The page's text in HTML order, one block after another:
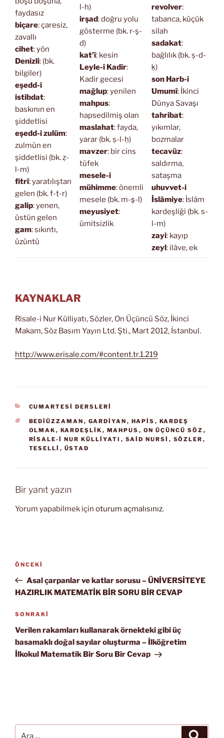
faydasız
biçare: çaresiz,
zavallı
cihet: yön
Denizli: (bk.
bilgiler)
eşedd-i
istibdat:
baskının en
şiddetlisi
eşedd-i zulüm:
zulmün en
şiddetlisi (bk. ẓ-
l-m)
fitrî: yaratılıştan
gelen (bk. f-ṭ-r)
galip: yenen,
üstün gelen
gam: sıkıntı,
üzüntü
l-h)
irşad: doğru yolu
gösterme (bk. r-ş-
d)
kat’î: kesin
Leyle-i Kadir:
Kadir gecesi
mağlup: yenilen
mahpus:
hapsedilmiş olan
maslahat: fayda,
yarar (bk. ṣ-l-ḥ)
mavzer: bir cins
tüfek
mesele-i
mühimme: önemli
mesele (bk. m-s̱-l)
meyusiyet:
ümitsizlik
revolver:
tabanca, küçük
silah
sadakat:
bağlılık (bk. ṣ-d-
ḳ)
son Harb-i
Umumî: İkinci
Dünya Savaşı
tahribat:
yıkımlar,
bozmalar
tecavüz:
saldırma,
sataşma
uhuvvet-i
İslâmiye: İslâm
kardeşliği (bk. s-
l-m)
zayi: kayıp
zeyl: ilâve, ek
KAYNAKLAR
Risale-i Nur Külliyatı, Sözler, On Üçüncü Söz, İkinci
Makam, Söz Basım Yayın Ltd. Şti., Mart 2012, İstanbul.
http://www.erisale.com/#content.tr.1.219
KATEGORILER
CUMARTESİ DERSLERİ
ETIKETLER
BEDIÜZZAMAN , GARDIYAN , HAPİS , KARDEŞ
OLMAK , KARDEŞLIK , MAHPUS , ON ÜÇÜNCÜ SÖZ ,
RISALE-I NUR KÜLLIYATI , SAID NURSI , SÖZLER ,
TESELLI , ÜSTAD
Bir yanıt yazın
Yorum yapabilmek için oturum açmalısınız.
Yazı
Önceki
Yazı
ÖNCEKI
Asal çarpanlar ve katlar sorusu – ÜNİVERSİTEYE
HAZIRLIK MATEMATİK BİR SORU BİR CEVAP
Sonraki
Yazı
SONRAKI
Verilen rakamları kullanarak örnekteki gibi üç
basamaklı doğal sayılar oluşturma – İlköğretim
İlkokul Matematik Bir Soru Bir Cevap